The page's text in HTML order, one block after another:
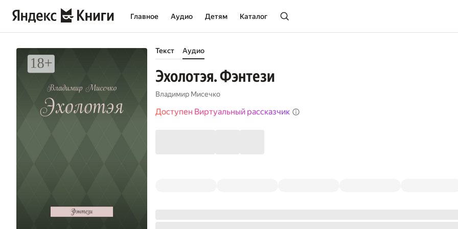
Главное Аудио Детям Каталог
Текст Аудио
Эхолотэя. Фэнтези
Владимир Мисечко
Доступен Виртуальный рассказчик